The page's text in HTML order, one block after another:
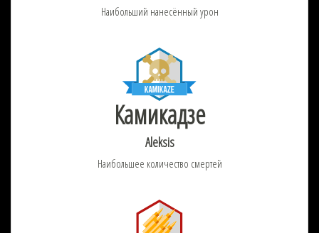
Наибольший нанесённый урон
Камикадзе
Aleksis
Наибольшее количество смертей